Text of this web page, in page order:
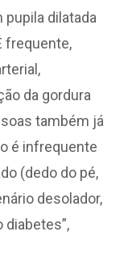
dilatada
frequente,
da gordura
também já
é infrequente
(dedo do pé,
desolador,